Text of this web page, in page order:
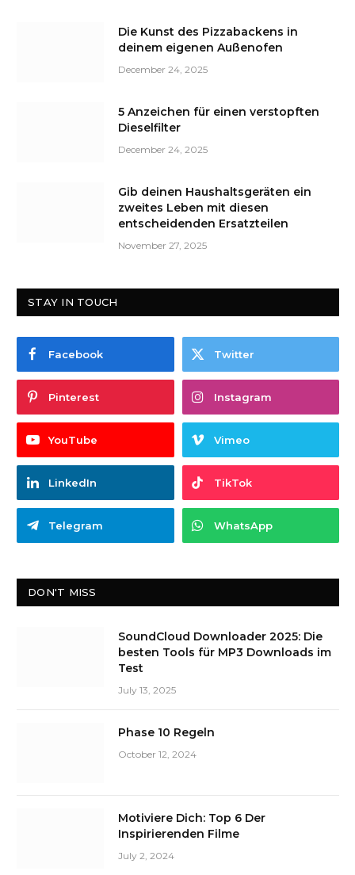
Die Kunst des Pizzabackens in
deinem eigenen Außenofen
December 24, 2025
5 Anzeichen für einen verstopften
Dieselfilter
December 24, 2025
Gib deinen Haushaltsgeräten ein
zweites Leben mit diesen
entscheidenden Ersatzteilen
November 27, 2025
STAY IN TOUCH
Facebook Twitter
Pinterest Instagram
YouTube Vimeo
LinkedIn TikTok
Telegram WhatsApp
DON'T MISS
SoundCloud Downloader 2025: Die
besten Tools für MP3 Downloads im
Test
July 13, 2025
Phase 10 Regeln
October 12, 2024
Motiviere Dich: Top 6 Der
Inspirierenden Filme
July 2, 2024